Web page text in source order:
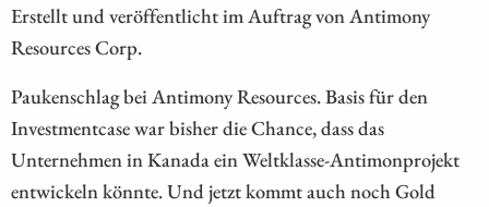
Erstellt und veröffentlicht im Auftrag von Antimony
Resources Corp.
Paukenschlag bei Antimony Resources. Basis für den
Investmentcase war bisher die Chance, dass das
Unternehmen in Kanada ein Weltklasse-Antimonprojekt
entwickeln könnte. Und jetzt kommt auch noch Gold